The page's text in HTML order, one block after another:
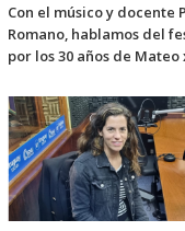
Con el músico y docente
Romano, hablamos del
por los 30 años de Mateo